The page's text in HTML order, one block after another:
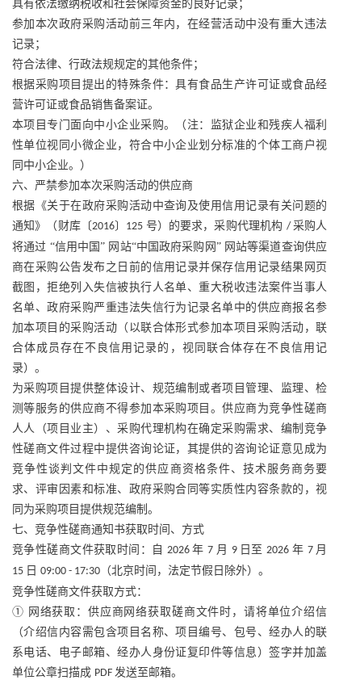
具有依法缴纳税收和社会保障资金的良好记录；
参加本次政府采购活动前三年内，在经营活动中没有重大违法
记录；
符合法律、行政法规规定的其他条件；
根据采购项目提出的特殊条件：具有食品生产许可证或食品经
营许可证或食品销售备案证。
本项目专门面向中小企业采购。（注：监狱企业和残疾人福利
性单位视同小微企业，符合中小企业划分标准的个体工商户视
同中小企业。）
六、严禁参加本次采购活动的供应商
根据《关于在政府采购活动中查询及使用信用记录有关问题的
通知》（财库〔2016〕 125 号）的要求，采购代理机构 / 采购人
将通过 “信用中国” 网站“中国政府采购网” 网站等渠道查询供应
商在采购公告发布之日前的信用记录并保存信用记录结果网页
截图，拒绝列入失信被执行人名单、重大税收违法案件当事人
名单、政府采购严重违法失信行为记录名单中的供应商报名参
加本项目的采购活动（以联合体形式参加本项目采购活动，联
合体成员存在不良信用记录的，视同联合体存在不良信用记
录）。
为采购项目提供整体设计、规范编制或者项目管理、监理、检
测等服务的供应商不得参加本采购项目。供应商为竞争性磋商
人人（项目业主）、采购代理机构在确定采购需求、编制竞争
性磋商文件过程中提供咨询论证，其提供的咨询论证意见成为
竞争性谈判文件中规定的供应商资格条件、技术服务商务要
求、评审因素和标准、政府采购合同等实质性内容条款的，视
同为采购项目提供规范编制。
七、竞争性磋商通知书获取时间、方式
竞争性磋商文件获取时间：自 2026年7 月 9 日至2026 年 7 月
15 日 09:00 - 17:30 （北京时间，法定节假日除外）。
竞争性磋商文件获取方式：
① 网络获取：供应商网络获取磋商文件时，请将单位介绍信
（介绍信内容需包含项目名称、项目编号、包号、经办人的联
系电话、电子邮箱、经办人身份证复印件等信息）签字并加盖
单位公章扫描成 PDF 发送至邮箱。